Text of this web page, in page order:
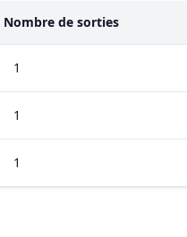
Nombre de sorties
1
1
1